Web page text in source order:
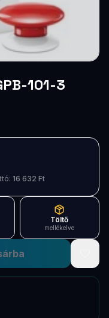
Vásárlás
101-3
16 632 Ft
Töltő
mellékelve